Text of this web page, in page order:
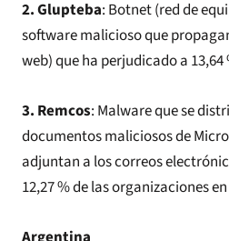
2. Glupteba: Botnet (red de
software malicioso que
web) que ha perjudicado a 13,64
3. Remcos: Malware que se
documentos maliciosos de
adjuntan a los correos
12,27 % de las organizaciones